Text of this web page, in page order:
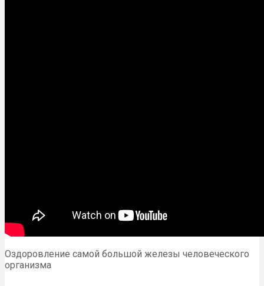
Оздоровление самой большой железы человеческого
организма